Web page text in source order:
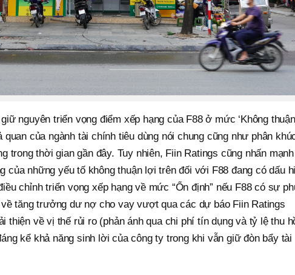
nguyên triển vọng điểm xếp hạng của F88 ở mức ‘Không thuận
quan của ngành tài chính tiêu dùng nói chung cũng như phân
trong thời gian gần đây. Tuy nhiên, Fiin Ratings cũng nhấn mạnh
của những yếu tố không thuận lợi trên đối với F88 đang có dấu
chỉnh triển vọng xếp hạng về mức “Ổn định” nếu F88 có sự
tăng trưởng dư nợ cho vay vượt qua các dự báo Fiin Ratings
thiện về vị thế rủi ro (phản ánh qua chi phí tín dụng và tỷ lệ thu
kể khả năng sinh lời của công ty trong khi vẫn giữ đòn bẩy tài